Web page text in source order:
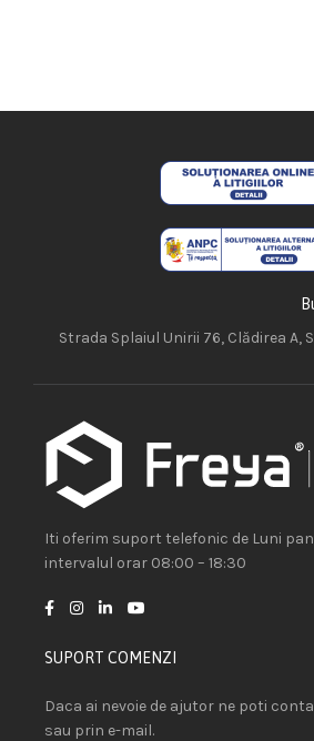
Strada Splaiul Unirii 76, Clădirea A,
Iti oferim suport telefonic de Luni
intervalul orar 08:00 – 18:30
SUPORT COMENZI
Daca ai nevoie de ajutor ne poti
sau prin e-mail.